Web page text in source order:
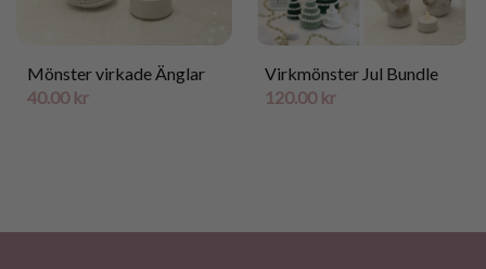
Mönster virkade Änglar
40.00 kr
Virkmönster Jul Bundle
120.00 kr